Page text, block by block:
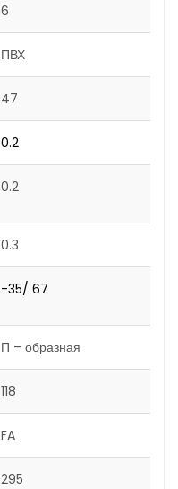
6
ПВХ
47
0.2
0.2
0.3
-35/ 67
П – образная
118
FA
295